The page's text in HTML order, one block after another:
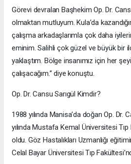
Görevi devralan Başhekim Op. Dr.
olmaktan mutluyum. Kula’da
çalışma arkadaşlarımla çok daha
eminim. Salihli çok güzel ve büyük bir
yaklaştım. Bölge insanımız için her
çalışacağım.” diye konuştu.
Op. Dr. Cansu Sarıgül Kimdir?
1988 yılında Manisa’da doğan Op. Dr.
yılında Mustafa Kemal Üniversitesi
oldu. Göz Hastalıkları Uzmanlığı
Celal Bayar Üniversitesi Tıp